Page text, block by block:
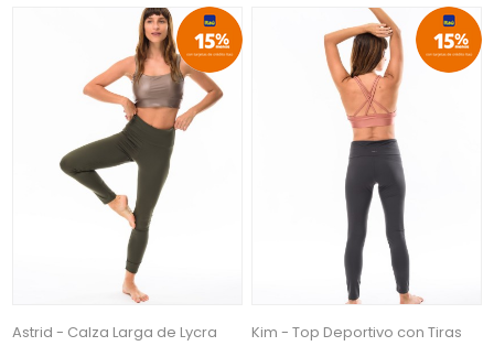
Astrid - Calza Larga de Lycra
Kim - Top Deportivo con Tiras